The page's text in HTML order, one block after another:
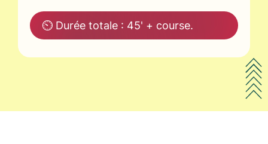
⏲ Durée totale : 45' + course.